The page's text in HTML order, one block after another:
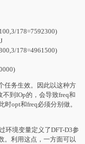
178=7592300)
178=4961500)
任务生效。因此以这种方
到IOp的，会导致freq和
opt和freq必须分别做。
环境变量定义了DFT-D3参
。利用这点，一方面可以